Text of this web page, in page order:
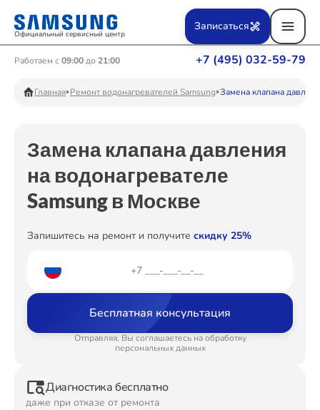
Официальный сервисный центр
+7 (495) 032-59-79
Работаем с 09:00до 21:00
Записаться
Главная Ремонт водонагревателей Samsung Замена клапана
Замена клапана давления
на водонагревателе
Samsung в Москве
Запишитесь на ремонт и получите скидку 25%
Бесплатная консультация
Отправляя, Вы соглашаетесь на обработку
персональных данных
Диагностика бесплатно
даже при отказе от ремонта
Ремонт Вертикальных пылесосов
Ремонт Телевизоров
Ремонт Пылесосов
Ремонт Планшетов